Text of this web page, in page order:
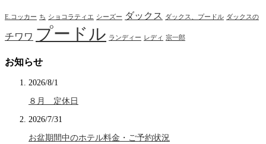
E.コッカー ち ショコラティエ シーズー ダックス ダックス、プードル ダックスの
チワワ プードル ランディー レディ 宗一郎
お知らせ
2026/8/1
８月 定休日
2026/7/31
お盆期間中のホテル料金・ご予約状況